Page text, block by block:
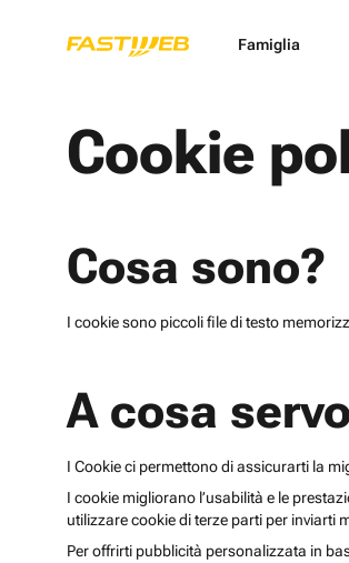
Famiglia
Cookie
Cosa sono?
I cookie sono piccoli file di testo
A cosa
I Cookie ci permettono di assicurarti la
I cookie migliorano l’usabilità e le
utilizzare cookie di terze parti per inviarti
Per offrirti pubblicità personalizzata in